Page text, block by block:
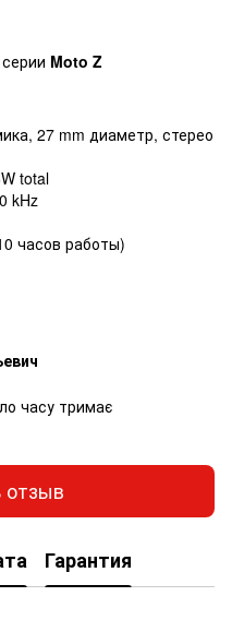
Moto Z
27 mm диаметр, стерео
total
kHz
часов работы)
часу тримає
отзыв
Гарантия